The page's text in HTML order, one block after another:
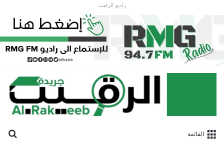
راديو الرقيب
القائمة